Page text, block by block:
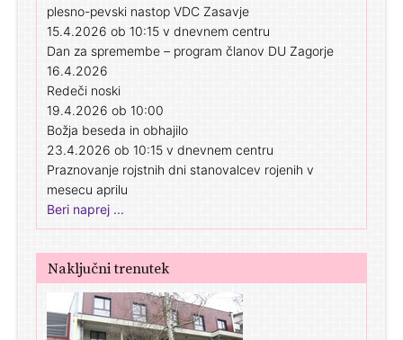
plesno-pevski nastop VDC Zasavje
15.4.2026 ob 10:15 v dnevnem centru
Dan za spremembe – program članov DU Zagorje
16.4.2026
Redeči noski
19.4.2026 ob 10:00
Božja beseda in obhajilo
23.4.2026 ob 10:15 v dnevnem centru
Praznovanje rojstnih dni stanovalcev rojenih v
mesecu aprilu
Beri naprej ...
Naključni trenutek